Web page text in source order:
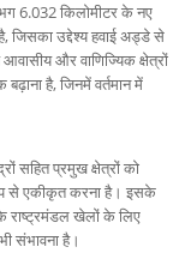
6.032 किलोमीटर के नए
जिसका उद्देश्य हवाई अड्डे से
और वाणिज्यिक क्षेत्रों
है, जिनमें वर्तमान में
सहित प्रमुख क्षेत्रों को
से एकीकृत करना है। इसके
राष्ट्रमंडल खेलों के लिए
संभावना है।